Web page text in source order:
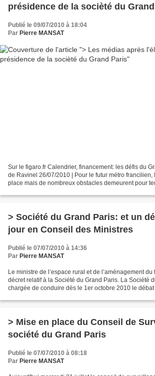
présidence de la socièté du
Publié le 09/07/2010 à 18:04
Par Pierre MANSAT
Sur le figaro.fr Calendrier, financement: les défis du
de Ravinel 26/07/2010 | Pour le futur métro francilien,
place mais de nombreux obstacles demeurent pour
> Société du Grand Paris: et un
jour en Conseil des Ministres
Publié le 07/07/2010 à 14:36
Par Pierre MANSAT
Le ministre de l’espace rural et de l’aménagement
décret relatif à la Société du Grand Paris. La Société
chargée de conduire dès le 1er octobre 2010 le
> Mise en place du Conseil de
société du Grand Paris
Publié le 07/07/2010 à 08:18
Par Pierre MANSAT